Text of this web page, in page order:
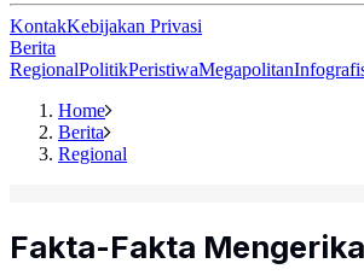
KontakKebijakan Privasi
Berita
RegionalPolitikPeristiwaMegapolitan
Home
Berita
Regional
Fakta-Fakta